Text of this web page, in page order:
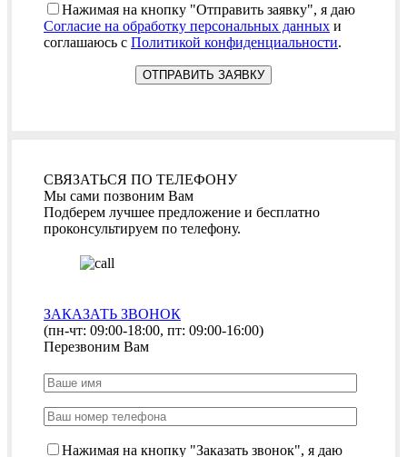
Нажимая на кнопку "Отправить заявку", я даю
Согласие на обработку персональных данных и
соглашаюсь с Политикой конфиденциальности.
СВЯЗАТЬСЯ ПО ТЕЛЕФОНУ
Мы сами позвоним Вам
Подберем лучшее предложение и бесплатно
проконсультируем по телефону.
ЗАКАЗАТЬ ЗВОНОК
(пн-чт: 09:00-18:00, пт: 09:00-16:00)
Перезвоним Вам
Нажимая на кнопку "Заказать звонок", я даю